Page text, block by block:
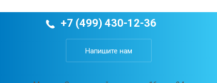
+7 (499) 430-12-36
Напишите нам